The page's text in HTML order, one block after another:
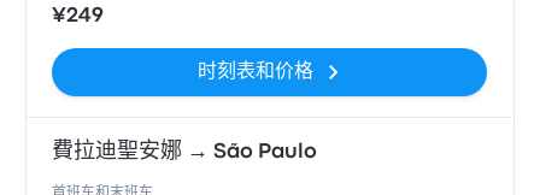
¥249
时刻表和价格
費拉迪聖安娜 → São Paulo